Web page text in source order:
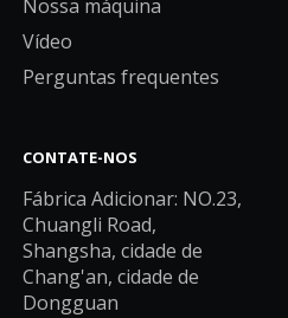
Nossa máquina
Vídeo
Perguntas frequentes
CONTATE-NOS
Fábrica Adicionar: NO.23,
Chuangli Road,
Shangsha, cidade de
Chang'an, cidade de
Dongguan